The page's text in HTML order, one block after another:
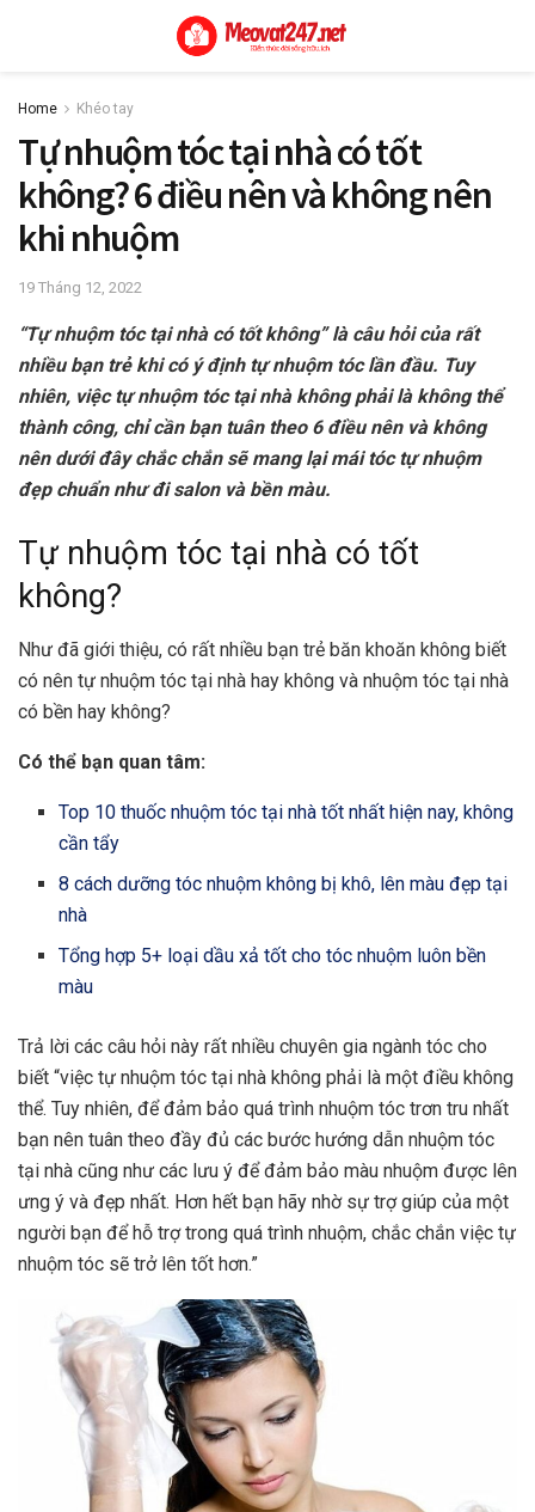
Home Khéo tay
Tự nhuộm tóc tại nhà có tốt
không? 6 điều nên và không nên
khi nhuộm
19 Tháng 12, 2022
“Tự nhuộm tóc tại nhà có tốt không” là câu hỏi của rất
nhiều bạn trẻ khi có ý định tự nhuộm tóc lần đầu. Tuy
nhiên, việc tự nhuộm tóc tại nhà không phải là không thể
thành công, chỉ cần bạn tuân theo 6 điều nên và không
nên dưới đây chắc chắn sẽ mang lại mái tóc tự nhuộm
đẹp chuẩn như đi salon và bền màu.
Tự nhuộm tóc tại nhà có tốt
không?
Như đã giới thiệu, có rất nhiều bạn trẻ băn khoăn không biết
có nên tự nhuộm tóc tại nhà hay không và nhuộm tóc tại nhà
có bền hay không?
Có thể bạn quan tâm:
Top 10 thuốc nhuộm tóc tại nhà tốt nhất hiện nay, không
cần tẩy
8 cách dưỡng tóc nhuộm không bị khô, lên màu đẹp tại
nhà
Tổng hợp 5+ loại dầu xả tốt cho tóc nhuộm luôn bền
màu
Trả lời các câu hỏi này rất nhiều chuyên gia ngành tóc cho
biết “việc tự nhuộm tóc tại nhà không phải là một điều không
thể. Tuy nhiên, để đảm bảo quá trình nhuộm tóc trơn tru nhất
bạn nên tuân theo đầy đủ các bước hướng dẫn nhuộm tóc
tại nhà cũng như các lưu ý để đảm bảo màu nhuộm được lên
ưng ý và đẹp nhất. Hơn hết bạn hãy nhờ sự trợ giúp của một
người bạn để hỗ trợ trong quá trình nhuộm, chắc chắn việc tự
nhuộm tóc sẽ trở lên tốt hơn.”